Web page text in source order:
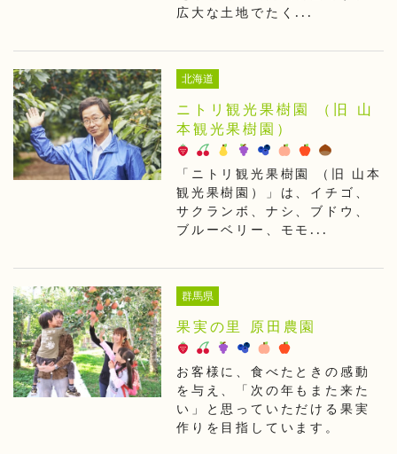
広大な土地でたく...
北海道
ニトリ観光果樹園 （旧 山
本観光果樹園）
「ニトリ観光果樹園 （旧 山本
観光果樹園）」は、イチゴ、
サクランボ、ナシ、ブドウ、
ブルーベリー、モモ...
群馬県
果実の里 原田農園
お客様に、食べたときの感動
を与え、「次の年もまた来た
い」と思っていただける果実
作りを目指しています。